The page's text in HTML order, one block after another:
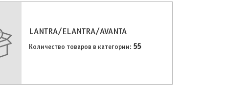
LANTRA/ELANTRA/AVANTA
Количество товаров в категории: 55